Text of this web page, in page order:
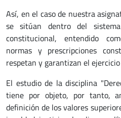
Así, en el caso de nuestra
se sitúan dentro del
constitucional, entendido
normas y prescripciones
respetan y garantizan el
El estudio de la disciplina
tiene por objeto, por tanto,
definición de los valores